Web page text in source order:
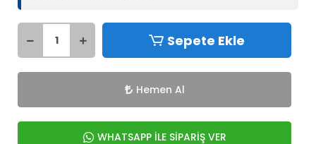
Sepete Ekle
Hemen Al
WHATSAPP İLE SİPARİŞ VER